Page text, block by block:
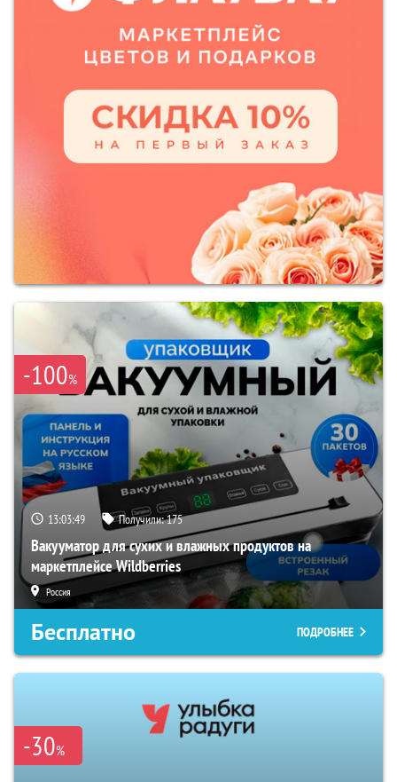
-100%
13:03:48 Получили:175
Вакууматор для сухих и влажных продуктов на
маркетплейсе Wildberries
Россия
Бесплатно ПОДРОБНЕЕ
-30%